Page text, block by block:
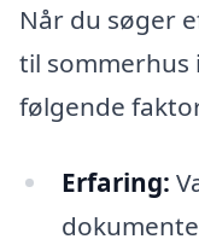
Når du søger
til sommerhus
følgende
Erfaring: